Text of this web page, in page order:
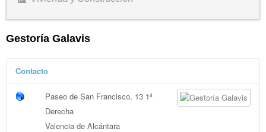
Gestoría Galavis
Contacto
Paseo de San Francisco, 13 1ª
Derecha
Valencia de Alcántara